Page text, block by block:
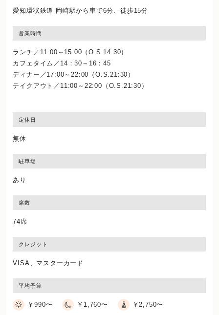
愛知環状鉄道 岡崎駅から車で6分、徒歩15分
営業時間
ランチ／11:00～15:00（O.S.14:30）
カフェタイム／14：30～16：45
ディナー／17:00～22:00（O.S.21:30）
テイクアウト／11:00～22:00（O.S.21:30）
定休日
無休
駐車場
あり
席数
74席
クレジット
VISA、マスターカード
平均予算
￥990〜 ￥1,760〜 ￥2,750〜